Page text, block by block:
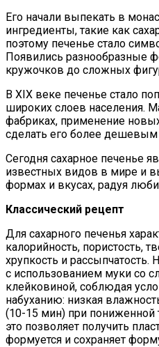
Его начали выпекать в
ингредиенты, такие как
поэтому печенье стало
Появились разнообразные
кружочков до сложных
В XIX веке печенье стало
широких слоев населения.
фабриках, применение
сделать его более
Сегодня сахарное печенье
известных видов в мире и
формах и вкусах, радуя
Классический рецепт
Для сахарного печенья
калорийность, пористость,
хрупкость и рассыпчатость.
с использованием муки со
клейковиной, соблюдая
набуханию: низкая
(10-15 мин) при пониженной
это позволяет получить
формуется и сохраняет